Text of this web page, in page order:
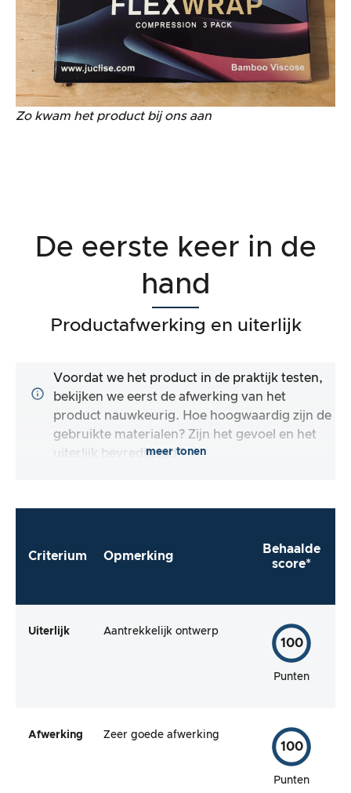
Zo kwam het product bij ons aan
De eerste keer in de
hand
Productafwerking en uiterlijk
Voordat we het product in de praktijk testen,
bekijken we eerst de afwerking van het
product nauwkeurig. Hoe hoogwaardig zijn de
gebruikte materialen? Zijn het gevoel en het
uiterlijk bevredigend?
meer tonen
Criterium Opmerking
Behaalde
score*
Uiterlijk Aantrekkelijk ontwerp
100
Punten
Afwerking Zeer goede afwerking
100
Punten